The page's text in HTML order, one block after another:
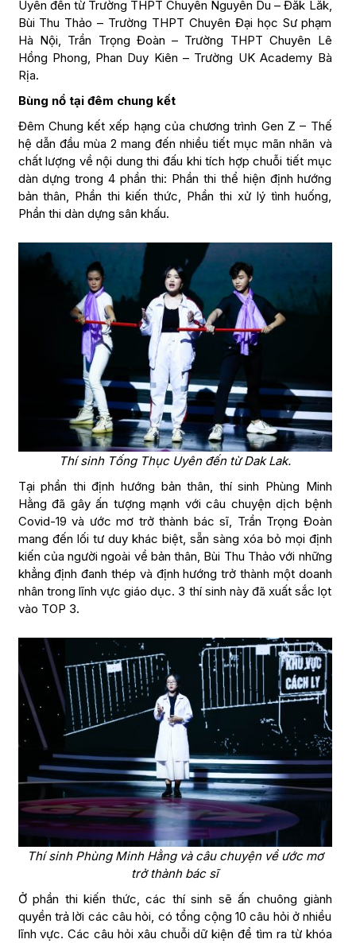
Uyên đến từ Trường THPT Chuyên Nguyễn Du – Đắk Lắk,
Bùi Thu Thảo – Trường THPT Chuyên Đại học Sư phạm
Hà Nội, Trần Trọng Đoàn – Trường THPT Chuyên Lê
Hồng Phong, Phan Duy Kiên – Trường UK Academy Bà
Rịa.
Bùng nổ tại đêm chung kết
Đêm Chung kết xếp hạng của chương trình Gen Z – Thế
hệ dẫn đầu mùa 2 mang đến nhiều tiết mục mãn nhãn và
chất lượng về nội dung thi đấu khi tích hợp chuỗi tiết mục
dàn dựng trong 4 phần thi: Phần thi thể hiện định hướng
bản thân, Phần thi kiến thức, Phần thi xử lý tình huống,
Phần thi dàn dựng sân khấu.
Thí sinh Tống Thục Uyên đến từ Dak Lak.
Tại phần thi định hướng bản thân, thí sinh Phùng Minh
Hằng đã gây ấn tượng mạnh với câu chuyện dịch bệnh
Covid-19 và ước mơ trở thành bác sĩ, Trần Trọng Đoàn
mang đến lối tư duy khác biệt, sẵn sàng xóa bỏ mọi định
kiến của người ngoài về bản thân, Bùi Thu Thảo với những
khẳng định đanh thép và định hướng trở thành một doanh
nhân trong lĩnh vực giáo dục. 3 thí sinh này đã xuất sắc lọt
vào TOP 3.
Thí sinh Phùng Minh Hằng và câu chuyện về ước mơ
trở thành bác sĩ
Ở phần thi kiến thức, các thí sinh sẽ ấn chuông giành
quyền trả lời các câu hỏi, có tổng cộng 10 câu hỏi ở nhiều
lĩnh vực. Các câu hỏi xâu chuỗi dữ kiện để tìm ra từ khóa